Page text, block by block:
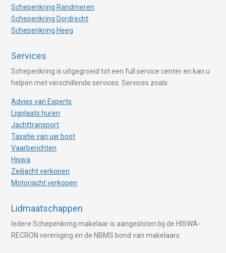
Schepenkring Randmeren
Schepenkring Dordrecht
Schepenkring Heeg
Services
Schepenkring is uitgegroeid tot een full service center en kan u
helpen met verschillende services. Services zoals:
Advies van Experts
Ligplaats huren
Jachttransport
Taxatie van uw boot
Vaarberichten
Hiswa
Zeiljacht verkopen
Motorjacht verkopen
Lidmaatschappen
Iedere Schepenkring makelaar is aangesloten bij de HISWA-
RECRON vereniging en de NBMS bond van makelaars.